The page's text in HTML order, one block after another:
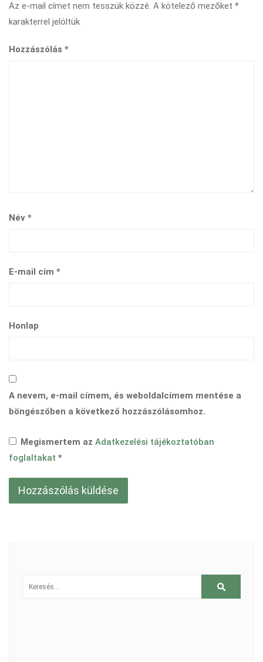
Az e-mail címet nem tesszük közzé. A kötelező mezőket *
karakterrel jelöltük
Hozzászólás *
Név *
E-mail cím *
Honlap
A nevem, e-mail címem, és weboldalcímem mentése a
böngészőben a következő hozzászólásomhoz.
Megismertem az Adatkezelési tájékoztatóban
foglaltakat *